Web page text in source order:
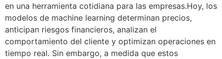
en una herramienta cotidiana para las empresas.Hoy, los
modelos de machine learning determinan precios,
anticipan riesgos financieros, analizan el
comportamiento del cliente y optimizan operaciones en
tiempo real. Sin embargo, a medida que estos